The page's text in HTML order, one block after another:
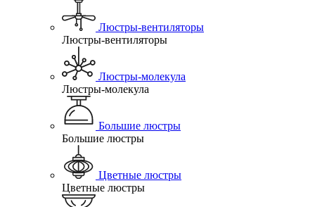
Люстры-вентиляторы
Люстры-вентиляторы
Люстры-молекула
Люстры-молекула
Большие люстры
Большие люстры
Цветные люстры
Цветные люстры